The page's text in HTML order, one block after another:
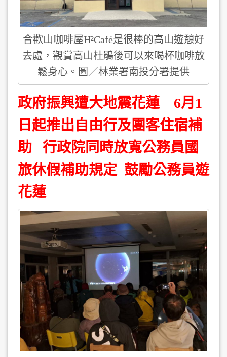
合歡山咖啡屋H²Café是很棒的高山遊憩好
去處，觀賞高山杜鵑後可以來喝杯咖啡放
鬆身心。圖／林業署南投分署提供
政府振興遭大地震花蓮 6月1
日起推出自由行及團客住宿補
助 行政院同時放寬公務員國
旅休假補助規定 鼓勵公務員遊
花蓮